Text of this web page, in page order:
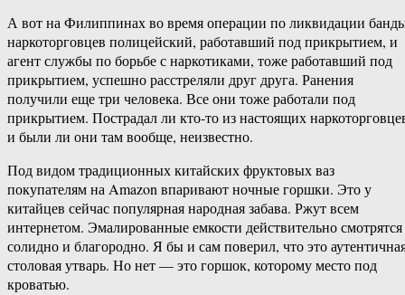
А вот на Филиппинах во время операции по ликвидации
наркоторговцев полицейский, работавший под прикрытием, и
агент службы по борьбе с наркотиками, тоже работавший под
прикрытием, успешно расстреляли друг друга. Ранения
получили еще три человека. Все они тоже работали под
прикрытием. Пострадал ли кто-то из настоящих
и были ли они там вообще, неизвестно.
Под видом традиционных китайских фруктовых ваз
покупателям на Amazon впаривают ночные горшки. Это у
китайцев сейчас популярная народная забава. Ржут всем
интернетом. Эмалированные емкости действительно смотрятся
солидно и благородно. Я бы и сам поверил, что это
столовая утварь. Но нет — это горшок, которому место под
кроватью.